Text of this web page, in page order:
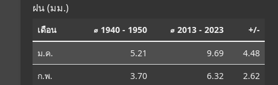
ฝน (มม.)
เดือน ⌀ 1940 - 1950 ⌀ 2013 - 2023 +/-
ม.ค. 5.21 9.69
4.48
ก.พ.
3.70 6.32
2.62